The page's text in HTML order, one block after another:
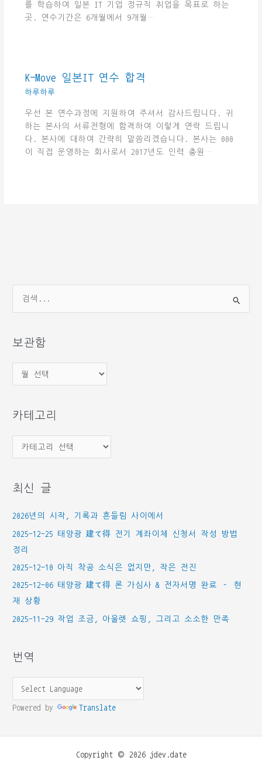
를 학습하여 일본 IT 기업 정규직 취업을 목표로 하는
곳. 연수기간은 6개월에서 9개월…
K-Move 일본IT 연수 합격
하루하루
우선 본 연수과정에 지원하여 주셔서 감사드립니다. 귀
하는 본사의 서류전형에 합격하여 이렇게 연락 드립니
다. 본사에 대하여 간략히 말씀리겠습니다. 본사는 000
이 직접 운영하는 회사로서 2017년도 인력 충원…
상
보관함
관
카테고리
테
리
최신 글
2026년의 시작, 기록과 흔들림 사이에서
2025-12-25 태양광 建て得 전기 계좌이체 신청서 작성 방법
정리
2025-12-10 아직 착공 소식은 없지만, 작은 전진
2025-12-06 태양광 建て得 론 가심사 & 전자서명 완료 – 현
재 상황
2025-11-29 작업 조금, 아울렛 쇼핑, 그리고 소소한 만족
번역
Powered by Translate
Copyright © 2026 jdev.date